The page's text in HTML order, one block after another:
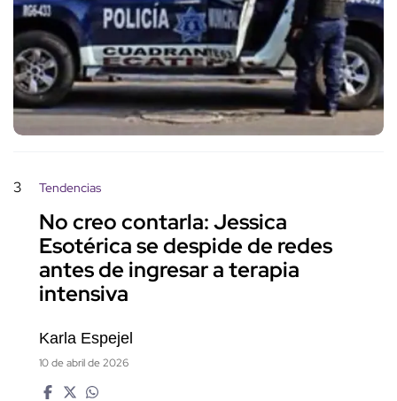
3 Tendencias
No creo contarla: Jessica
Esotérica se despide de redes
antes de ingresar a terapia
intensiva
Karla Espejel
10 de abril de 2026